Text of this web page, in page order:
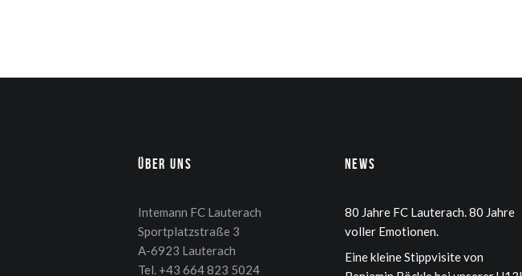
Über uns
Intemann FC Lauterach
Sportplatzstraße 3
A-6923 Lauterach
Tel. +43 664 823 5024
News
80 Jahre FC Lauterach. 80 Jahre
voller Emotionen.
Eine kleine Stippvisite von